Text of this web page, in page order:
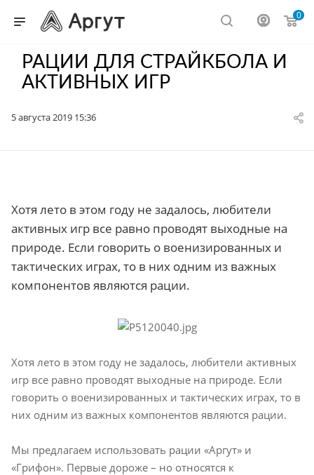
0
РАЦИИ ДЛЯ СТРАЙКБОЛА И
АКТИВНЫХ ИГР
5 августа 2019 15:36
Хотя лето в этом году не задалось, любители
активных игр все равно проводят выходные на
природе. Если говорить о военизированных и
тактических играх, то в них одним из важных
компонентов являются рации.
Хотя лето в этом году не задалось, любители активных
игр все равно проводят выходные на природе. Если
говорить о военизированных и тактических играх, то в
них одним из важных компонентов являются рации.
Мы предлагаем использовать рации «Аргут» и
«Грифон». Первые дороже – но относятся к